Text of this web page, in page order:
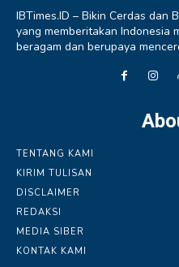
IBTimes.ID – Bikin Cerdas dan
yang memberitakan Indonesia
beragam dan berupaya
TENTANG KAMI
KIRIM TULISAN
DISCLAIMER
REDAKSI
MEDIA SIBER
KONTAK KAMI